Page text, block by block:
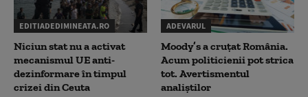
EDITIADEDIMINEATA.RO
Niciun stat nu a activat
mecanismul UE anti-
dezinformare în timpul
crizei din Ceuta
ADEVARUL
Moody’s a cruțat România.
Acum politicienii pot strica
tot. Avertismentul
analiștilor